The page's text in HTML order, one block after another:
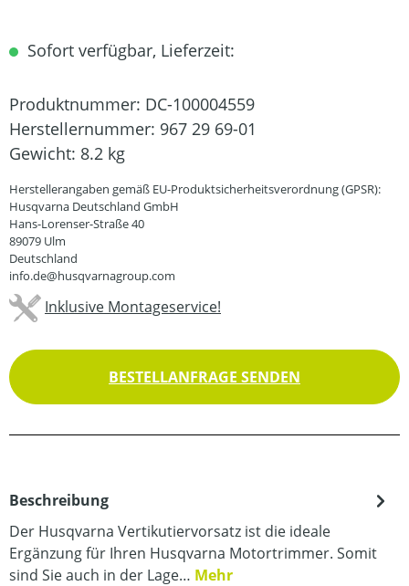
Sofort verfügbar, Lieferzeit:
Produktnummer: DC-100004559
Herstellernummer: 967 29 69-01
Gewicht: 8.2 kg
Herstellerangaben gemäß EU-Produktsicherheitsverordnung (GPSR):
Husqvarna Deutschland GmbH
Hans-Lorenser-Straße 40
89079 Ulm
Deutschland
info.de@husqvarnagroup.com
Inklusive Montageservice!
BESTELLANFRAGE SENDEN
Beschreibung
Der Husqvarna Vertikutiervorsatz ist die ideale
Ergänzung für Ihren Husqvarna Motortrimmer. Somit
sind Sie auch in der Lage… Mehr